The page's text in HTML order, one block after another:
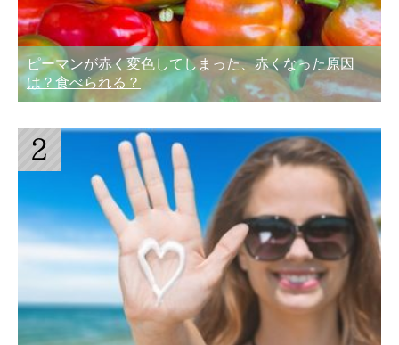
ピーマンが赤く変色してしまった、赤くなった原因
は？食べられる？